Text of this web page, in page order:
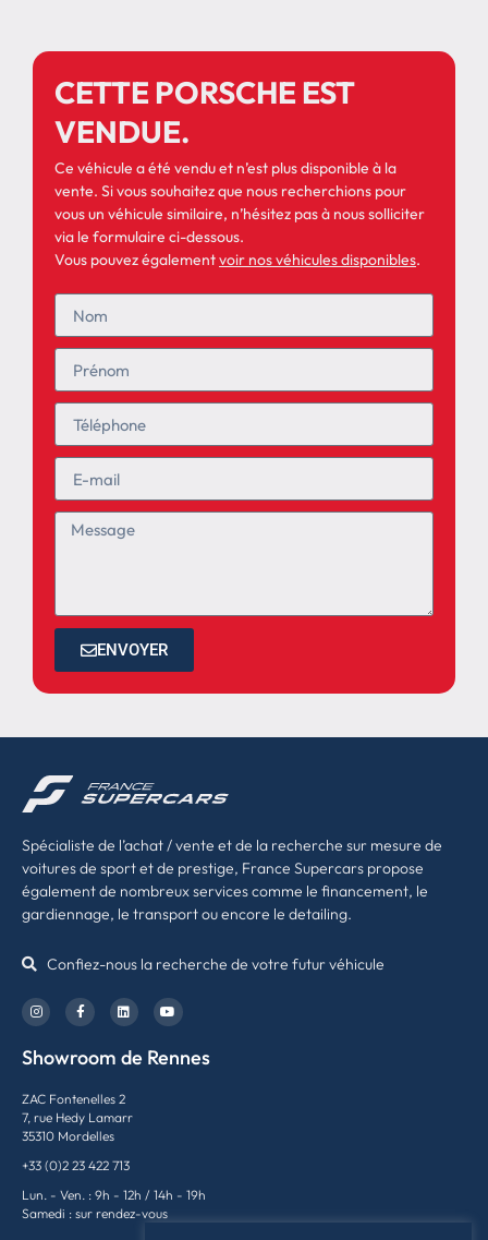
CETTE PORSCHE EST
VENDUE.
Ce véhicule a été vendu et n’est plus disponible à la
vente. Si vous souhaitez que nous recherchions pour
vous un véhicule similaire, n’hésitez pas à nous solliciter
via le formulaire ci-dessous.
Vous pouvez égalementvoir nos véhicules disponibles.
ENVOYER
Spécialiste de l’achat / vente et de la recherche sur mesure de
voitures de sport et de prestige, France Supercars propose
également de nombreux services comme le financement, le
gardiennage, le transport ou encore le detailing.
Confiez-nous la recherche de votre futur véhicule
Showroom de Rennes
ZAC Fontenelles 2
7, rue Hedy Lamarr
35310 Mordelles
+33 (0)2 23 422 713
Lun. - Ven. : 9h - 12h / 14h - 19h
Samedi : sur rendez-vous